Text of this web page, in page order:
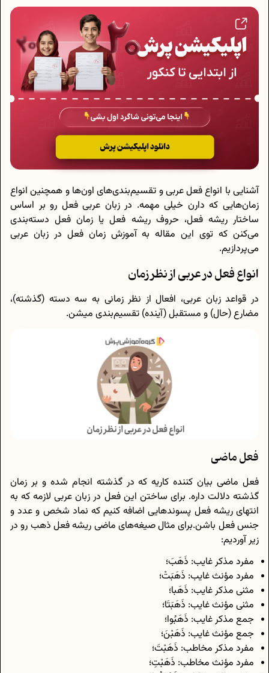
آشنایی با انواع فعل عربی و تقسیم‌بندی‌های اون‌ها و همچنین انواع
زمان‌هایی که دارن خیلی مهمه. در زبان عربی فعل رو بر اساس
ساختار ریشه فعل، حروف ریشه فعل یا زمان فعل دسته‌بندی
می‌کنن که توی این مقاله به آموزش زمان فعل در زبان عربی
می‌پردازیم.
انواع فعل در عربی از نظر زمان
در قواعد زبان عربی، افعال از نظر زمانی به سه دسته (گذشته)،
مضارع (حال) و مستقبل (آینده) تقسیم‌بندی میشن.
فعل ماضی
فعل ماضی بیان کننده کاریه که در گذشته انجام شده و بر زمان
گذشته دلالت داره. برای ساختن این فعل در زبان عربی لازمه که به
انتهای ریشه فعل پسوندهایی اضافه کنیم که نماد شخص و عدد و
جنس فعل باشن.برای مثال صیغه‌های ماضی ریشه فعل ذهب رو در
زیر آوردیم:
مفرد مذکر غایب: ذَهَبَ؛
مفرد مؤنث غایب: ذَهَبَتْ؛
مثنی مذکر غایب: ذَهَبا؛
مثنی مؤنث غایب: ذَهَبَتَا؛
جمع مذکر غایب: ذَهَبُوا؛
جمع مؤنث غایب: ذَهَبْنَ؛
مفرد مذکر مخاطب: ذَهَبْتَ؛
مفرد مؤنث مخاطب: ذَهَبْتِ؛